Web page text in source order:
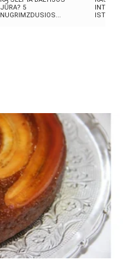
JŪRA? 5
NUGRIMZDUSIOS...
ISTORIJA IR